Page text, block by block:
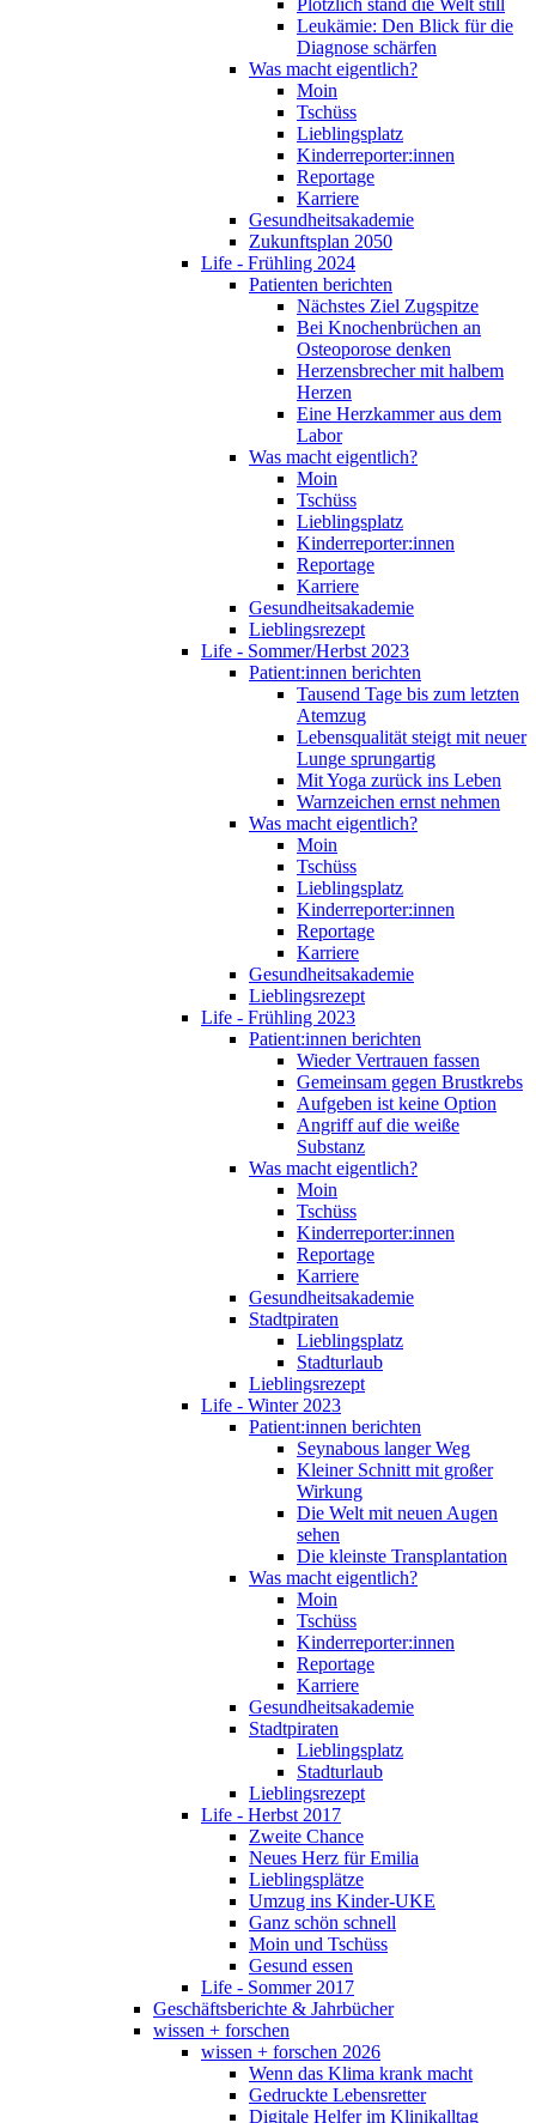
Plötzlich stand die Welt still
Leukämie: Den Blick für die
Diagnose schärfen
Was macht eigentlich?
Moin
Tschüss
Lieblingsplatz
Kinderreporter:innen
Reportage
Karriere
Gesundheitsakademie
Zukunftsplan 2050
Life - Frühling 2024
Patienten berichten
Nächstes Ziel Zugspitze
Bei Knochenbrüchen an
Osteoporose denken
Herzensbrecher mit halbem
Herzen
Eine Herzkammer aus dem
Labor
Was macht eigentlich?
Moin
Tschüss
Lieblingsplatz
Kinderreporter:innen
Reportage
Karriere
Gesundheitsakademie
Lieblingsrezept
Life - Sommer/Herbst 2023
Patient:innen berichten
Tausend Tage bis zum letzten
Atemzug
Lebensqualität steigt mit neuer
Lunge sprungartig
Mit Yoga zurück ins Leben
Warnzeichen ernst nehmen
Was macht eigentlich?
Moin
Tschüss
Lieblingsplatz
Kinderreporter:innen
Reportage
Karriere
Gesundheitsakademie
Lieblingsrezept
Life - Frühling 2023
Patient:innen berichten
Wieder Vertrauen fassen
Gemeinsam gegen Brustkrebs
Aufgeben ist keine Option
Angriff auf die weiße
Substanz
Was macht eigentlich?
Moin
Tschüss
Kinderreporter:innen
Reportage
Karriere
Gesundheitsakademie
Stadtpiraten
Lieblingsplatz
Stadturlaub
Lieblingsrezept
Life - Winter 2023
Patient:innen berichten
Seynabous langer Weg
Kleiner Schnitt mit großer
Wirkung
Die Welt mit neuen Augen
sehen
Die kleinste Transplantation
Was macht eigentlich?
Moin
Tschüss
Kinderreporter:innen
Reportage
Karriere
Gesundheitsakademie
Stadtpiraten
Lieblingsplatz
Stadturlaub
Lieblingsrezept
Life - Herbst 2017
Zweite Chance
Neues Herz für Emilia
Lieblingsplätze
Umzug ins Kinder-UKE
Ganz schön schnell
Moin und Tschüss
Gesund essen
Life - Sommer 2017
Geschäftsberichte & Jahrbücher
wissen + forschen
wissen + forschen 2026
Wenn das Klima krank macht
Gedruckte Lebensretter
Digitale Helfer im Klinikalltag